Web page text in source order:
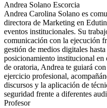
Andrea Solano Escorcia
Andrea Carolina Solano es
directora de Marketing en
eventos institucionales. Su
comunicación con la ejecución
gestión de medios digitales
posicionamiento institucional en
de oratoria, Andrea te guiará
ejercicio profesional,
discursos y la aplicación de
seguridad frente a diferentes
Profesor